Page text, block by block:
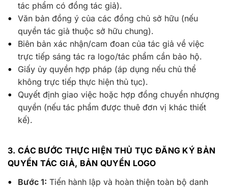
tác phẩm có đồng tác giả).
Văn bản đồng ý của các đồng chủ sở hữu (nếu
quyền tác giả thuộc sở hữu chung).
Biên bản xác nhận/cam đoan của tác giả về việc
trực tiếp sáng tác ra logo/tác phẩm cần bảo hộ.
Giấy ủy quyền hợp pháp (áp dụng nếu chủ thể
không trực tiếp thực hiện thủ tục).
Quyết định giao việc hoặc hợp đồng chuyển nhượng
quyền (nếu tác phẩm được thuê đơn vị khác thiết
kế).
3. CÁC BƯỚC THỰC HIỆN THỦ TỤC ĐĂNG KÝ BẢN
QUYỀN TÁC GIẢ, BẢN QUYỀN LOGO
Bước 1: Tiến hành lập và hoàn thiện toàn bộ danh